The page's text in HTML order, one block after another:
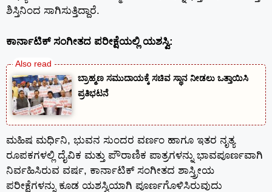
ಶಿಸ್ತಿನಿಂದ ಸಾಗಿಸುತ್ತಿದ್ದಾರೆ.
ಕಾರ್ನಾಟಿಕ್‌ ಸಂಗೀತದ ಪರೀಕ್ಷೆಯಲ್ಲಿ ಯಶಸ್ವಿ:
ಬ್ರಾಹ್ಮಣ ಸಮುದಾಯಕ್ಕೆ ಸಚಿವ ಸ್ಥಾನ ನೀಡಲು ಒತ್ತಾಯಿಸಿ
ಪ್ರತಿಭಟನೆ
ಮಹಿಷ ಮರ್ಧಿನಿ, ಭುವನ ಸುಂದರ ವರ್ಣಂ ಹಾಗೂ ಇತರ ನೃತ್ಯ
ರೂಪಕಗಳಲ್ಲಿ ದೈವಿಕ ಮತ್ತು ಪೌರಾಣಿಕ ಪಾತ್ರಗಳನ್ನು ಭಾವಪೂರ್ಣವಾಗಿ
ನಿರ್ವಹಿಸಿರುವ ವರ್ಷ, ಕಾರ್ನಾಟಿಕ್‌ ಸಂಗೀತದ ಶಾಸ್ತ್ರೀಯ
ಪರೀಕ್ಷೆಗಳನ್ನು ಕೂಡ ಯಶಸ್ವಿಯಾಗಿ ಪೂರ್ಣಗೊಳಿಸಿರುವುದು